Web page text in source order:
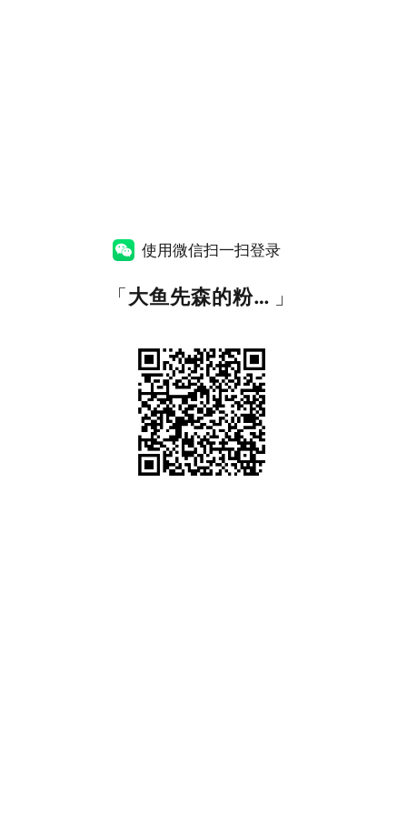
使用微信扫一扫登录
「 大鱼先森的粉丝福利资源站 」